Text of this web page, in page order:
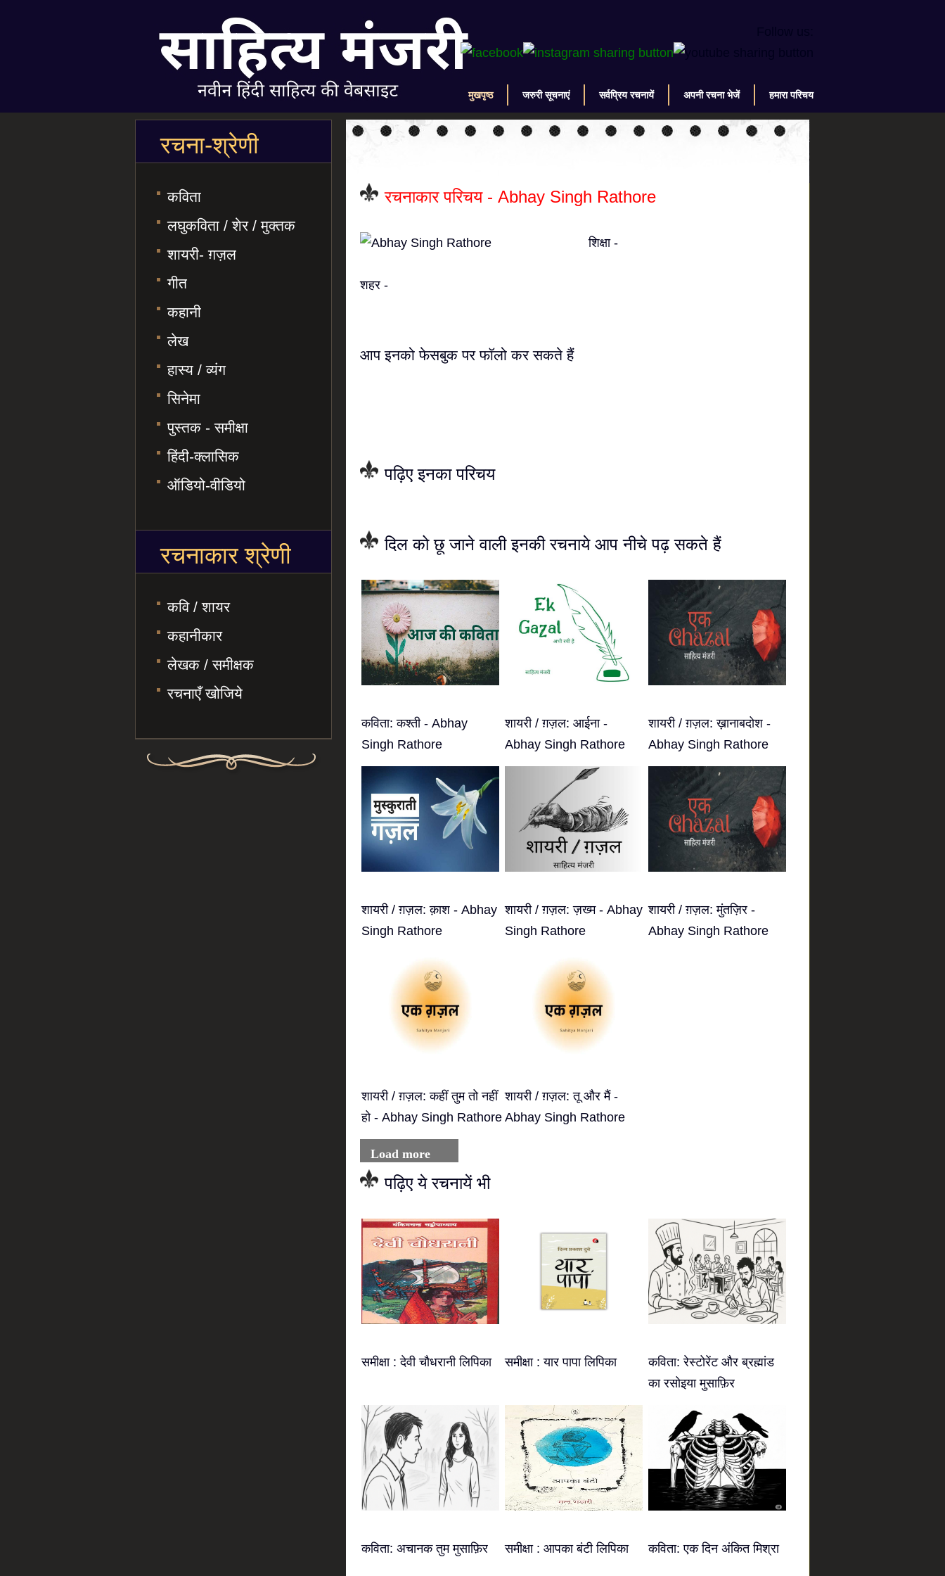
मुखपृष्ठ जरुरी सूचनाएं सर्वप्रिय रचनायें अपनी रचना भेजें हमारा परिचय
रचनाकार परिचय - Abhay Singh Rathore
शिक्षा -
शहर -
आप इनको फेसबुक पर फॉलो कर सकते हैं
पढ़िए इनका परिचय
दिल को छू जाने वाली इनकी रचनाये आप नीचे पढ़ सकते हैं
कविता: कश्ती - Abhay
Singh Rathore
शायरी / ग़ज़ल: आईना -
Abhay Singh Rathore
शायरी / ग़ज़ल: ख़ानाबदोश -
Abhay Singh Rathore
शायरी / ग़ज़ल: क़ाश - Abhay
Singh Rathore
शायरी / ग़ज़ल: ज़ख्म - Abhay
Singh Rathore
शायरी / ग़ज़ल: मुंतज़िर -
Abhay Singh Rathore
शायरी / ग़ज़ल: कहीं तुम तो नहीं
हो - Abhay Singh Rathore
शायरी / ग़ज़ल: तू और मैं -
Abhay Singh Rathore
Load more
पढ़िए ये रचनायें भी
समीक्षा : देवी चौधरानी लिपिका समीक्षा : यार पापा लिपिका
कविता: रेस्टोरेंट और ब्रह्मांड
का रसोइया मुसाफ़िर
कविता: अचानक तुम मुसाफ़िर समीक्षा : आपका बंटी लिपिका कविता: एक दिन अंकित मिश्रा
रचना-श्रेणी
कविता
लघुकविता / शेर / मुक्तक
शायरी- ग़ज़ल
गीत
कहानी
लेख
हास्य / व्यंग
सिनेमा
पुस्तक - समीक्षा
हिंदी-क्लासिक
ऑडियो-वीडियो
रचनाकार श्रेणी
कवि / शायर
कहानीकार
लेखक / समीक्षक
रचनाएँ खोजिये